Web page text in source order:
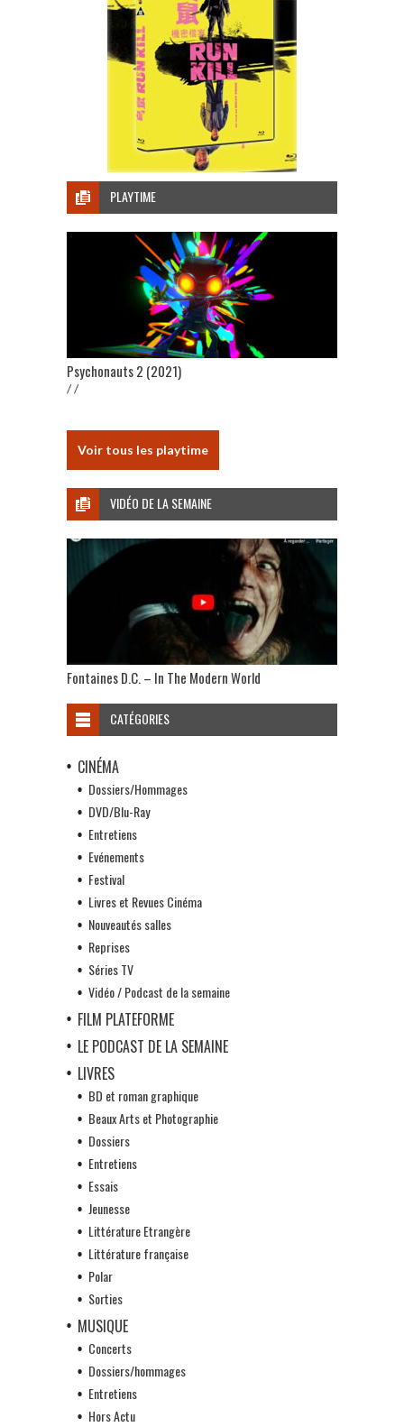
PLAYTIME
Psychonauts 2 (2021)
/ /
Voir tous les playtime
VIDÉO DE LA SEMAINE
Fontaines D.C. – In The Modern World
CATÉGORIES
CINÉMA
Dossiers/Hommages
DVD/Blu-Ray
Entretiens
Evénements
Festival
Livres et Revues Cinéma
Nouveautés salles
Reprises
Séries TV
Vidéo / Podcast de la semaine
FILM PLATEFORME
LE PODCAST DE LA SEMAINE
LIVRES
BD et roman graphique
Beaux Arts et Photographie
Dossiers
Entretiens
Essais
Jeunesse
Littérature Etrangère
Littérature française
Polar
Sorties
MUSIQUE
Concerts
Dossiers/hommages
Entretiens
Hors Actu